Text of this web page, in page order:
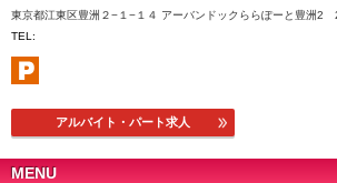
東京都江東区豊洲２−１−１４ アーバンドックららぽーと豊洲2
TEL:
アルバイト・パート求人
MENU